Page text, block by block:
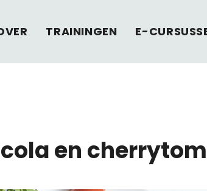
TRAININGEN E-
en